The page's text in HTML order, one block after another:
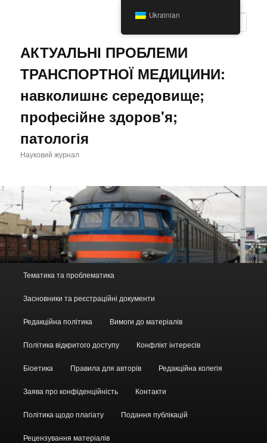
АКТУАЛЬНІ ПРОБЛЕМИ
ТРАНСПОРТНОЇ МЕДИЦИНИ:
навколишнє середовище;
професійне здоров'я;
патологія
Науковий журнал
Тематика та проблематика
Засновники та реєстраційні документи
Редакційна політика Вимоги до матеріалів
Політика відкритого доступу Конфлікт інтересів
Біоетика Правила для авторів Редакційна колегія
Заява про конфіденційність Контакти
Політика щодо плагіату Подання публікацій
Рецензування матеріалів
Ukrainian